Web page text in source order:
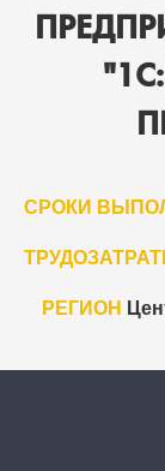
СРОКИ
РЕГИОН